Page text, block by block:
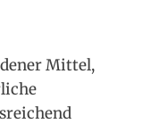
Mittel,